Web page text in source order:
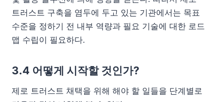
트러스트 구축을 염두에 두고 있는 기관에서는 목표
수준을 정하기 전 내부 역량과 필요 기술에 대한 로드
맵 수립이 필요하다.
3.4 어떻게 시작할 것인가?
제로 트러스트 채택을 위해 해야 할 일들을 단계별로